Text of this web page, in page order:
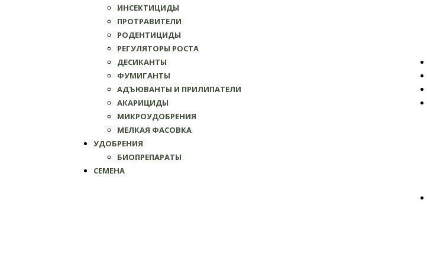
ИНСЕКТИЦИДЫ
ПРОТРАВИТЕЛИ
РОДЕНТИЦИДЫ
РЕГУЛЯТОРЫ РОСТА
ДЕСИКАНТЫ
ФУМИГАНТЫ
АДЪЮВАНТЫ И ПРИЛИПАТЕЛИ
АКАРИЦИДЫ
МИКРОУДОБРЕНИЯ
МЕЛКАЯ ФАСОВКА
УДОБРЕНИЯ
БИОПРЕПАРАТЫ
СЕМЕНА